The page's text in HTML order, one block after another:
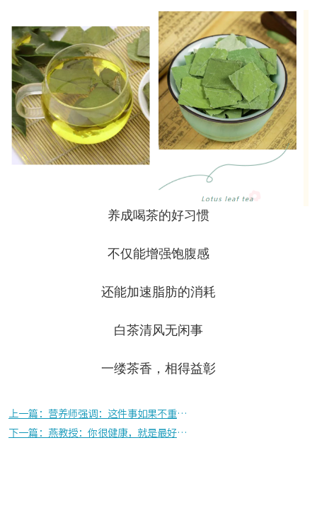
养成喝茶的好习惯
不仅能增强饱腹感
还能加速脂肪的消耗
白茶清风无闲事
一缕茶香，相得益彰
上一篇：营养师强调：这件事如果不重视，可能会害了你……
下一篇：燕教授：你很健康，就是最好的开始